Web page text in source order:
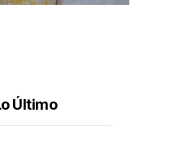
Último